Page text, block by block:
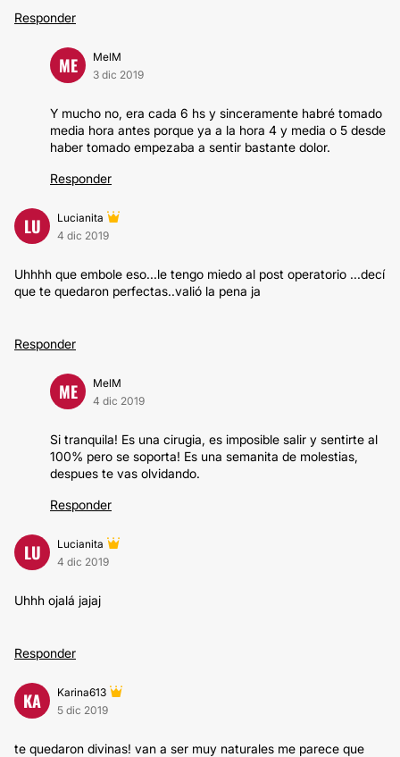
Responder
ME
MelM
3 dic 2019
Y mucho no, era cada 6 hs y sinceramente habré tomado
media hora antes porque ya a la hora 4 y media o 5 desde
haber tomado empezaba a sentir bastante dolor.
Responder
LU
Lucianita
4 dic 2019
Uhhhh que embole eso...le tengo miedo al post operatorio ...decí
que te quedaron perfectas..valió la pena ja
Responder
ME
MelM
4 dic 2019
Si tranquila! Es una cirugia, es imposible salir y sentirte al
100% pero se soporta! Es una semanita de molestias,
despues te vas olvidando.
Responder
LU
Lucianita
4 dic 2019
Uhhh ojalá jajaj
Responder
KA
Karina613
5 dic 2019
te quedaron divinas! van a ser muy naturales me parece que